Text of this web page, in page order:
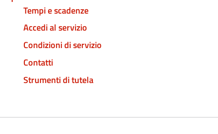
Tempi e scadenze
Accedi al servizio
Condizioni di servizio
Contatti
Strumenti di tutela